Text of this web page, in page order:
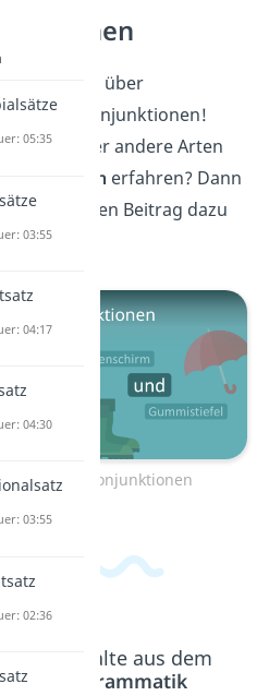
du alles über
Konjunktionen!
mehr über andere Arten
erfahren? Dann
hier
unseren Beitrag dazu
Zum Video: Konjunktionen
Inhalte aus dem
Bereich
Grammatik
05:35
03:55
04:17
04:30
03:55
02:36